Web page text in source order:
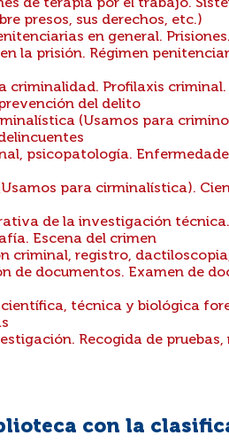
de terapia por el trabajo.
presos, sus derechos, etc.)
en general.
la prisión. Régimen
criminalidad. Profilaxis
del delito
(Usamos para
psicopatología.
para cirminalística).
de la investigación
Escena del crimen
criminal, registro,
de documentos. Examen de
técnica y biológica
Recogida de
con la